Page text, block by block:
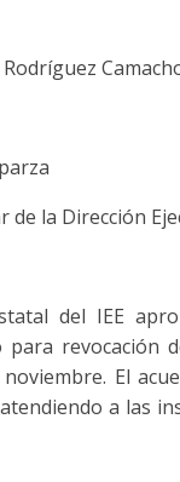
de la Dirección
del IEE
para revocación
El
a las